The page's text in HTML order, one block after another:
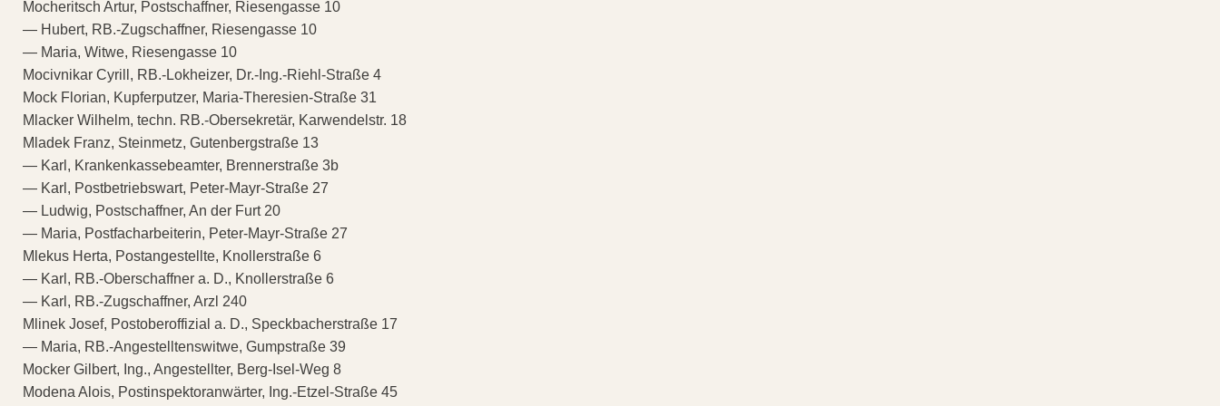
Mocheritsch Artur, Postschaffner, Riesengasse 10
— Hubert, RB.-Zugschaffner, Riesengasse 10
— Maria, Witwe, Riesengasse 10
Mocivnikar Cyrill, RB.-Lokheizer, Dr.-Ing.-Riehl-Straße 4
Mock Florian, Kupferputzer, Maria-Theresien-Straße 31
Mlacker Wilhelm, techn. RB.-Obersekretär, Karwendelstr. 18
Mladek Franz, Steinmetz, Gutenbergstraße 13
— Karl, Krankenkassebeamter, Brennerstraße 3b
— Karl, Postbetriebswart, Peter-Mayr-Straße 27
— Ludwig, Postschaffner, An der Furt 20
— Maria, Postfacharbeiterin, Peter-Mayr-Straße 27
Mlekus Herta, Postangestellte, Knollerstraße 6
— Karl, RB.-Oberschaffner a. D., Knollerstraße 6
— Karl, RB.-Zugschaffner, Arzl 240
Mlinek Josef, Postoberoffizial a. D., Speckbacherstraße 17
— Maria, RB.-Angestelltenswitwe, Gumpstraße 39
Mocker Gilbert, Ing., Angestellter, Berg-Isel-Weg 8
Modena Alois, Postinspektoranwärter, Ing.-Etzel-Straße 45